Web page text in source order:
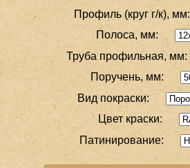
Профиль (круг г/к), мм:
Полоса, мм:
Труба профильная, мм:
Поручень, мм:
Вид покраски:
Цвет краски:
Патинирование: